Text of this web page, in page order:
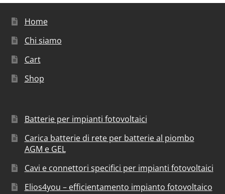
Home
Chi siamo
Cart
Shop
Batterie per impianti fotovoltaici
Carica batterie di rete per batterie al piombo
AGM e GEL
Cavi e connettori specifici per impianti fotovoltaici
Elios4you – efficientamento impianto fotovoltaico